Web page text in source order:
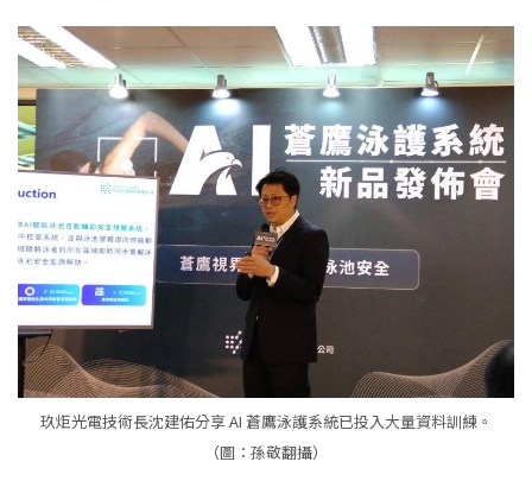
玖炬光電技術長沈建佑分享 AI 蒼鷹泳護系統已投入大量資料訓練。
（圖：孫敬翻攝）